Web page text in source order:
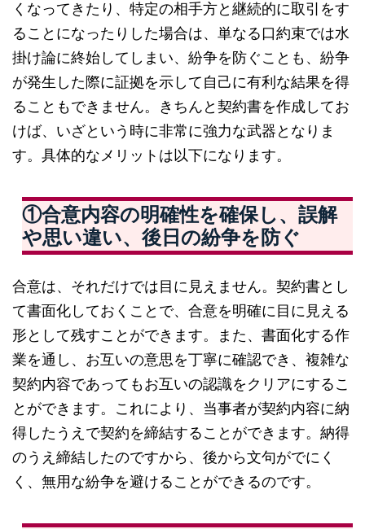
くなってきたり、特定の相手方と継続的に取引をす
ることになったりした場合は、単なる口約束では水
掛け論に終始してしまい、紛争を防ぐことも、紛争
が発生した際に証拠を示して自己に有利な結果を得
ることもできません。きちんと契約書を作成してお
けば、いざという時に非常に強力な武器となりま
す。具体的なメリットは以下になります。
①合意内容の明確性を確保し、誤解
や思い違い、後日の紛争を防ぐ
合意は、それだけでは目に見えません。契約書とし
て書面化しておくことで、合意を明確に目に見える
形として残すことができます。また、書面化する作
業を通し、お互いの意思を丁寧に確認でき、複雑な
契約内容であってもお互いの認識をクリアにするこ
とができます。これにより、当事者が契約内容に納
得したうえで契約を締結することができます。納得
のうえ締結したのですから、後から文句がでにく
く、無用な紛争を避けることができるのです。